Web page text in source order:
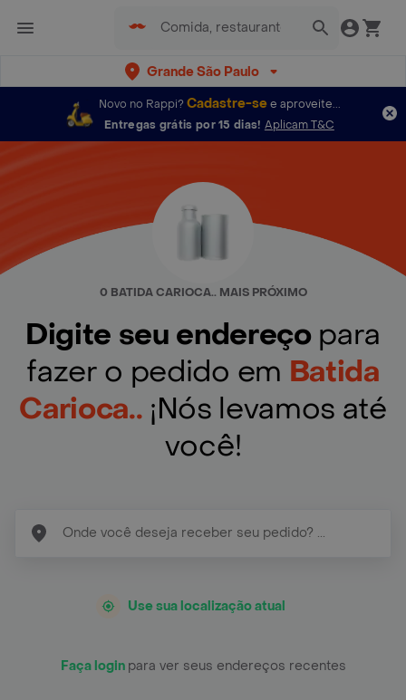
Grande São Paulo
Novo no Rappi? Cadastre-se e aproveite...
Entregas grátis por 15 dias! Aplicam T&C
0 BATIDA CARIOCA.. MAIS PRÓXIMO
Digite seu endereço para
fazer o pedido em Batida
Carioca.. ¡Nós levamos até
você!
Use sua localização atual
Faça login para ver seus endereços recentes